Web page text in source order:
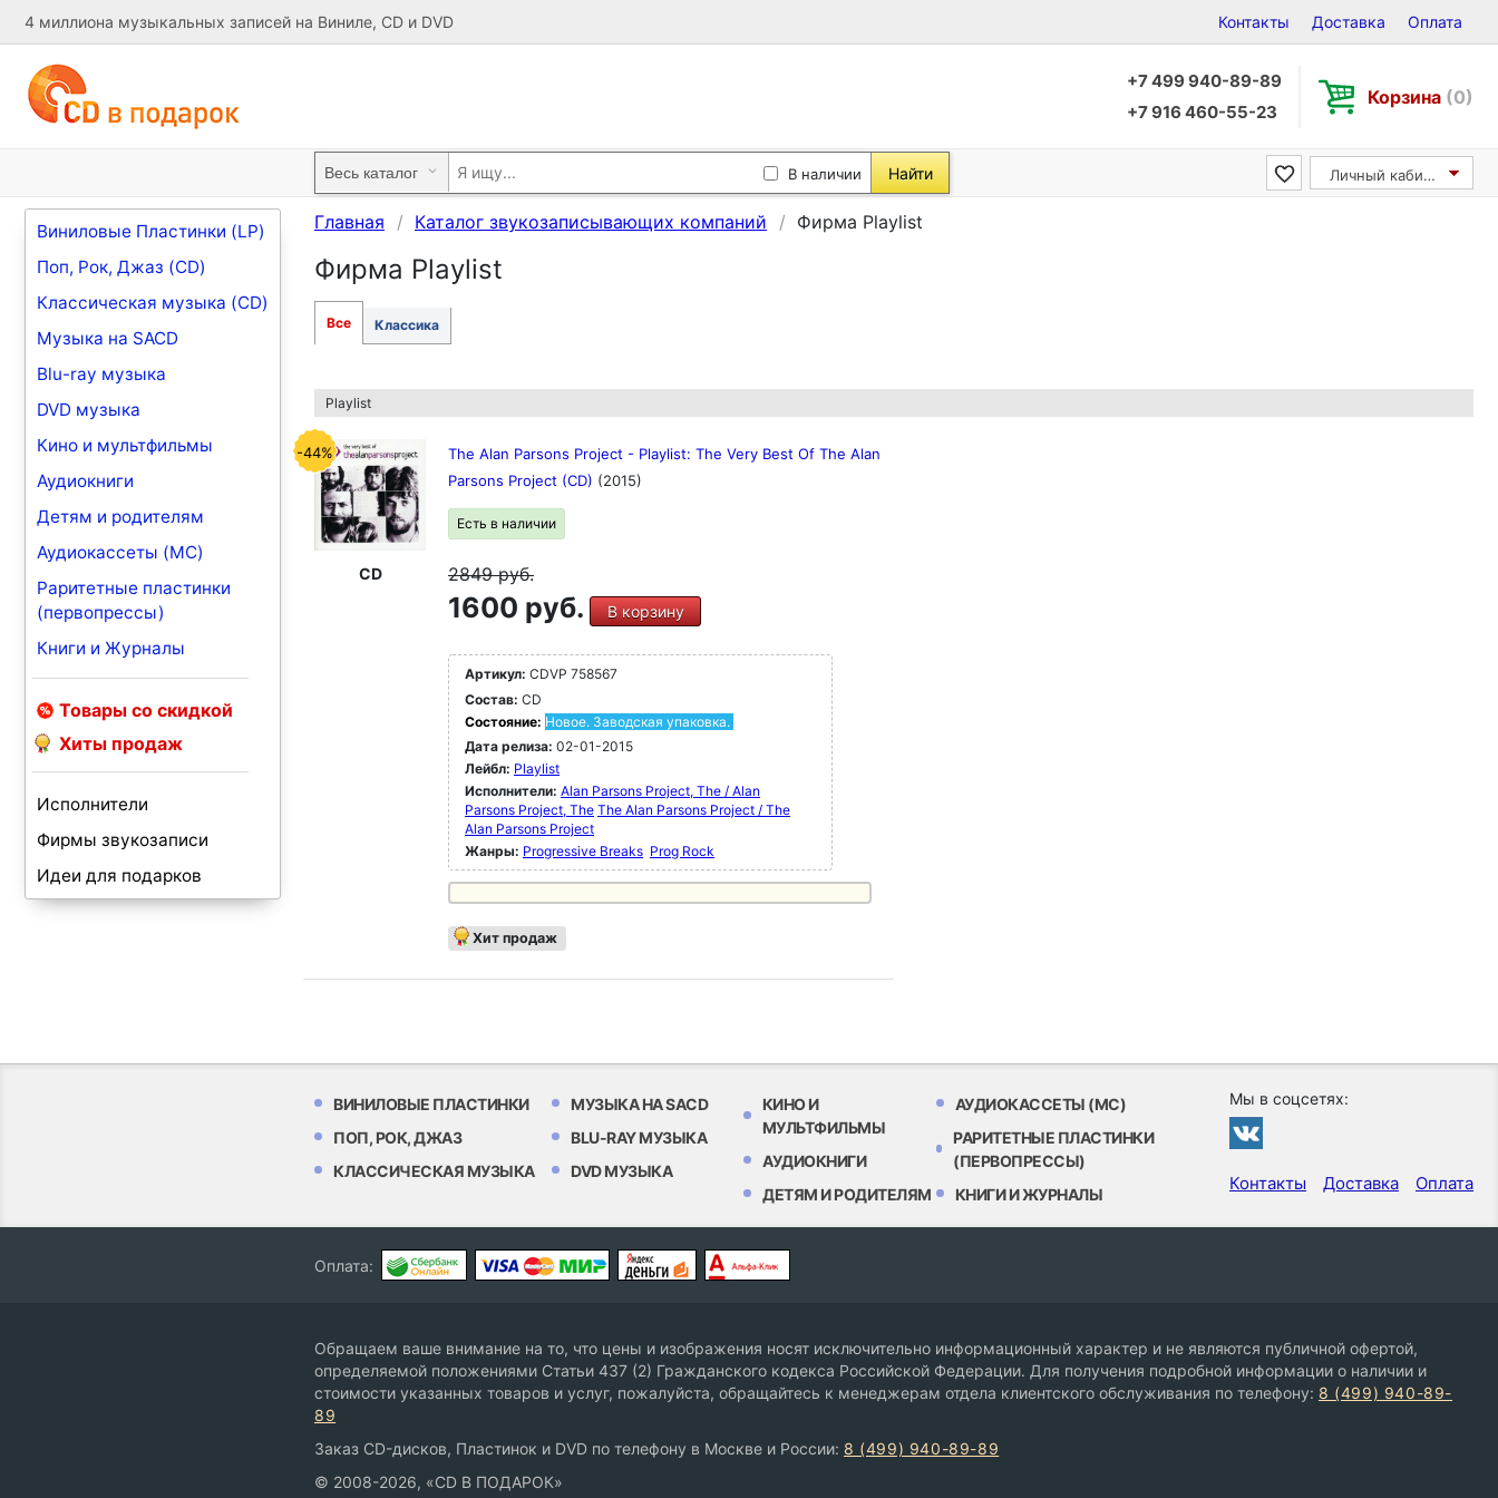
4 миллиона музыкальных записей на Виниле, CD и DVD Контакты Доставка Оплата
+7 499 940-89-89
+7 916 460-55-23
Корзина (0)
В наличии Найти Личный кабинет
Виниловые Пластинки (LP)
Поп, Рок, Джаз (CD)
Классическая музыка (CD)
Музыка на SACD
Blu-ray музыка
DVD музыка
Кино и мультфильмы
Аудиокниги
Детям и родителям
Аудиокассеты (MC)
Раритетные пластинки
(первопрессы)
Книги и Журналы
Товары со скидкой
Хиты продаж
Исполнители
Фирмы звукозаписи
Идеи для подарков
Главная Каталог звукозаписывающих компаний Фирма Playlist
Фирма Playlist
Все Классика
Playlist
-44%
CD
The Alan Parsons Project - Playlist: The Very Best Of The Alan
Parsons Project (CD) (2015)
Есть в наличии
2849руб.
1600 руб. В корзину
Артикул: CDVP 758567
Состав: CD
Состояние: Новое. Заводская упаковка.
Дата релиза: 02-01-2015
Лейбл: Playlist
Исполнители: Alan Parsons Project, The / Alan
Parsons Project, The The Alan Parsons Project / The
Alan Parsons Project
Жанры: Progressive Breaks Prog Rock
Хит продаж
ВИНИЛОВЫЕ ПЛАСТИНКИ
ПОП, РОК, ДЖАЗ
КЛАССИЧЕСКАЯ МУЗЫКА
МУЗЫКА НА SACD
BLU-RAY МУЗЫКА
DVD МУЗЫКА
КИНО И
МУЛЬТФИЛЬМЫ
АУДИОКНИГИ
ДЕТЯМ И РОДИТЕЛЯМ
АУДИОКАССЕТЫ (MC)
РАРИТЕТНЫЕ ПЛАСТИНКИ
(ПЕРВОПРЕССЫ)
КНИГИ И ЖУРНАЛЫ
Мы в соцсетях:
Контакты Доставка Оплата
Оплата:
Обращаем ваше внимание на то, что цены и изображения носят исключительно информационный характер и не являются публичной офертой,
определяемой положениями Статьи 437 (2) Гражданского кодекса Российской Федерации. Для получения подробной информации о наличии и
стоимости указанных товаров и услуг, пожалуйста, обращайтесь к менеджерам отдела клиентского обслуживания по телефону: 8 (499) 940-89-
89
Заказ CD-дисков, Пластинок и DVD по телефону в Москве и России: 8 (499) 940-89-89
© 2008-2026, «CD В ПОДАРОК»